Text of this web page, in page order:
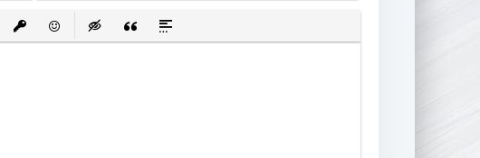
СПИСОКСПИСОК
ССЫЛКУ
ВСТАВИТЬ ЗАЩИЩЕННУЮ ССЫЛКУ
ВСТАВИТЬ СМАЙЛИК
ВСТАВКА СКРЫТОГО ТЕКСТА
ВСТАВКА ЦИТАТЫ
ВСТАВКА СПОЙЛЕРА